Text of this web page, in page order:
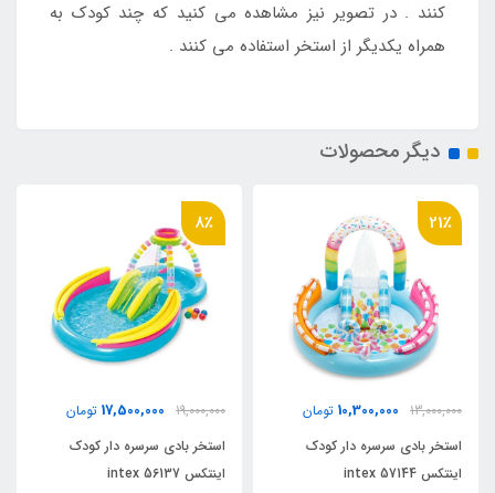
کنند . در تصویر نیز مشاهده می کنید که چند کودک به
همراه یکدیگر از استخر استفاده می کنند .
دیگر محصولات
21٪
13,000,000
10,300,000 تومان
استخر بادی سرسره دار کودک
اینتکس intex 57144
8٪
19,000,000
17,500,000 تومان
استخر بادی سرسره دار کودک
اینتکس intex 56137